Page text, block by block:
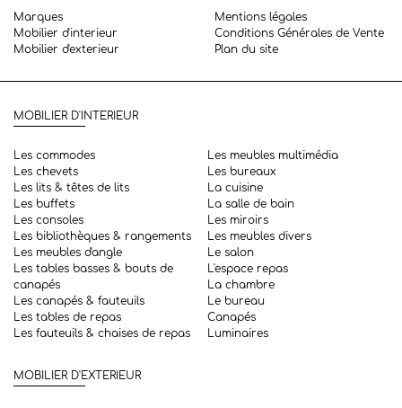
Marques
Mobilier d'interieur
Mobilier d'exterieur
Mentions légales
Conditions Générales de Vente
Plan du site
MOBILIER D'INTERIEUR
Les commodes
Les chevets
Les lits & têtes de lits
Les buffets
Les consoles
Les bibliothèques & rangements
Les meubles d'angle
Les tables basses & bouts de
canapés
Les canapés & fauteuils
Les tables de repas
Les fauteuils & chaises de repas
Les meubles multimédia
Les bureaux
La cuisine
La salle de bain
Les miroirs
Les meubles divers
Le salon
L'espace repas
La chambre
Le bureau
Canapés
Luminaires
MOBILIER D'EXTERIEUR